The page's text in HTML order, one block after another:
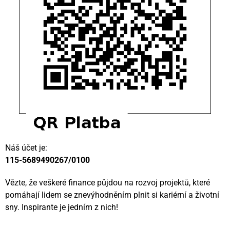
Náš účet je:
115-5689490267/0100
Vězte, že veškeré finance půjdou na rozvoj projektů, které
pomáhají lidem se znevýhodněním plnit si kariérní a životní
sny. Inspirante je jedním z nich!